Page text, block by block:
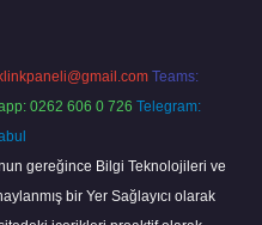
Teams:
0262 606 0 726 Telegram:
gereğince Bilgi Teknolojileri ve
bir Yer Sağlayıcı olarak